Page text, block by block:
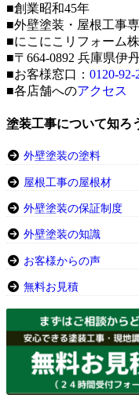
■創業昭和45年
■外壁塗装・屋根工事
■にこにこリフォーム
■〒664-0892 兵庫県伊
■お客様窓口： 0120-92-
■各店舗へのアクセス
塗装工事について知ろ
外壁塗装の塗料
屋根工事の屋根材
外壁塗装の保証制度
外壁塗装の知識
お客様からの声
無料お見積